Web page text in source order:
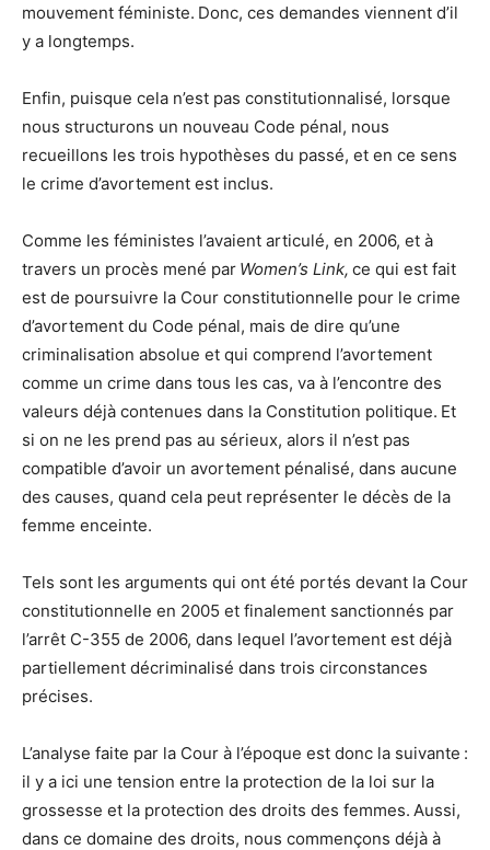
mouvement féministe. Donc, ces demandes viennent d’il
y a longtemps.
Enfin, puisque cela n’est pas constitutionnalisé, lorsque
nous structurons un nouveau Code pénal, nous
recueillons les trois hypothèses du passé, et en ce sens
le crime d’avortement est inclus.
Comme les féministes l’avaient articulé, en 2006, et à
travers un procès mené par Women’s Link, ce qui est fait
est de poursuivre la Cour constitutionnelle pour le crime
d’avortement du Code pénal, mais de dire qu’une
criminalisation absolue et qui comprend l’avortement
comme un crime dans tous les cas, va à l’encontre des
valeurs déjà contenues dans la Constitution politique. Et
si on ne les prend pas au sérieux, alors il n’est pas
compatible d’avoir un avortement pénalisé, dans aucune
des causes, quand cela peut représenter le décès de la
femme enceinte.
Tels sont les arguments qui ont été portés devant la Cour
constitutionnelle en 2005 et finalement sanctionnés par
l’arrêt C-355 de 2006, dans lequel l’avortement est déjà
partiellement décriminalisé dans trois circonstances
précises.
L’analyse faite par la Cour à l’époque est donc la suivante :
il y a ici une tension entre la protection de la loi sur la
grossesse et la protection des droits des femmes. Aussi,
dans ce domaine des droits, nous commençons déjà à